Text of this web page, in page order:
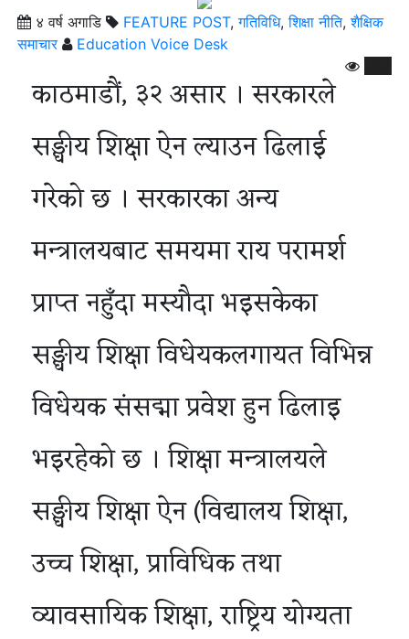
४ वर्ष अगाडि FEATURE POST,गतिविधि,शिक्षा नीति,शैक्षिक
समाचार
Education Voice Desk
काठमाडौं, ३२ असार । सरकारले
सङ्घीय शिक्षा ऐन ल्याउन ढिलाई
गरेको छ । सरकारका अन्य
मन्त्रालयबाट समयमा राय परामर्श
प्राप्त नहुँदा मस्यौदा भइसकेका
सङ्घीय शिक्षा विधेयकलगायत विभिन्न
विधेयक संसद्मा प्रवेश हुन ढिलाइ
भइरहेको छ । शिक्षा मन्त्रालयले
सङ्घीय शिक्षा ऐन (विद्यालय शिक्षा,
उच्च शिक्षा, प्राविधिक तथा
व्यावसायिक शिक्षा, राष्ट्रिय योग्यता